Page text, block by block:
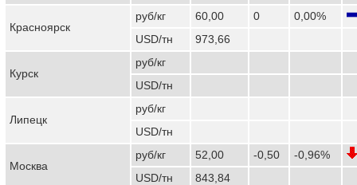
Красноярск
руб/кг 60,00 0
0,00%
USD/тн
973,66
Курск
руб/кг
USD/тн
Липецк
руб/кг
USD/тн
Москва
руб/кг 52,00 -0,50
-0,96%
USD/тн
843,84